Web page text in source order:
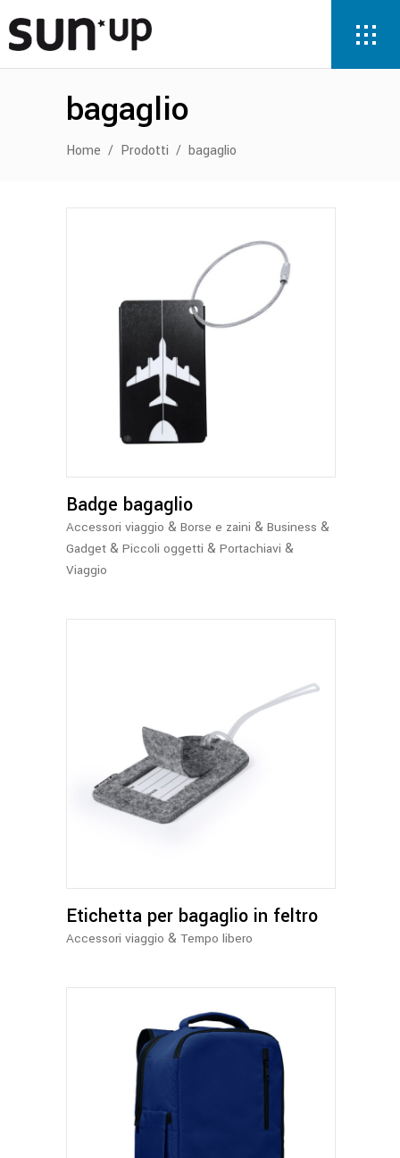
bagaglio
Home / Prodotti / bagaglio
Questo
prodotto
ha
più
varianti.
opzioni
essere
scelte
Badge bagaglio
Accessori viaggio & Borse e zaini & Business &
Gadget & Piccoli oggetti & Portachiavi &
Viaggio
Etichetta per bagaglio in feltro
Accessori viaggio & Tempo libero